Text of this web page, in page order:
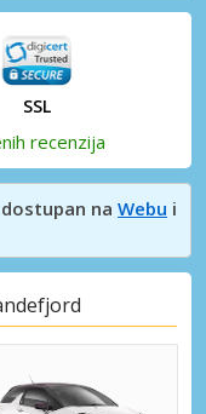
SSL
recenzija
na Webu i